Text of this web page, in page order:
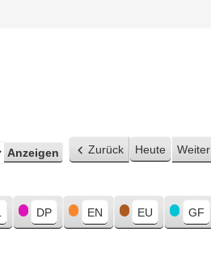
Zurück Heute Weiter
DP EN EU GF